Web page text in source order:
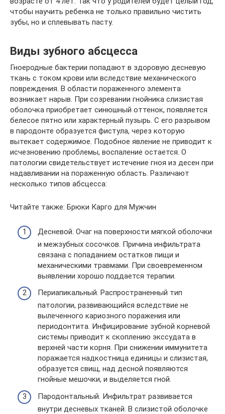
чтобы научить ребенка не только правильно чистить
зубы, но и сплевывать пасту.
Виды зубного абсцесса
Гноеродные бактерии попадают в здоровую десневую
ткань с током крови или вследствие механического
повреждения. В области пораженного элемента
возникает нарыв. При созревании гнойника слизистая
оболочка приобретает синюшный оттенок, появляется
белесое пятно или характерный пузырь. С его разрывом
в пародонте образуется фистула, через которую
вытекает содержимое. Подобное явление не приводит к
исчезновению проблемы, воспаление остается. О
патологии свидетельствует истечение гноя из десен при
надавливании на пораженную область. Различают
несколько типов абсцесса:
Читайте также: Брюки Карго для Мужчин
Десневой. Очаг на поверхности мягкой оболочки
и межзубных сосочков. Причина инфильтрата
связана с попаданием остатков пищи и
механическими травмами. При своевременном
выявлении хорошо поддается терапии.
Периапикальный. Распространенный тип
патологии, развивающийся вследствие не
вылеченного кариозного поражения или
периодонтита. Инфицирование зубной корневой
системы приводит к скоплению экссудата в
верхней части корня. При снижении иммунитета
поражается надкостница единицы и слизистая,
образуется свищ, над десной появляются
гнойные мешочки, и выделяется гной.
Пародонтальный. Инфильтрат развивается
внутри десневых тканей. В слизистой оболочке